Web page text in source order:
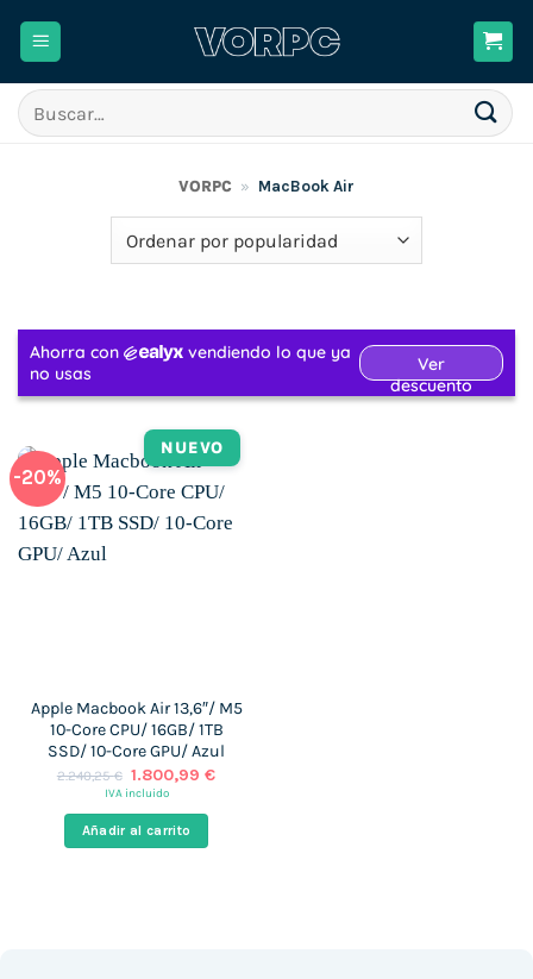
Buscar
por:
VORPC » MacBook Air
-20%
NUEVO
Apple Macbook Air 13,6″/ M5
10-Core CPU/ 16GB/ 1TB
SSD/ 10-Core GPU/ Azul
2.240,25€ El
precio
era:
2.240,25 €.
1.800,99€El
IVA incluido
Añadir al carrito